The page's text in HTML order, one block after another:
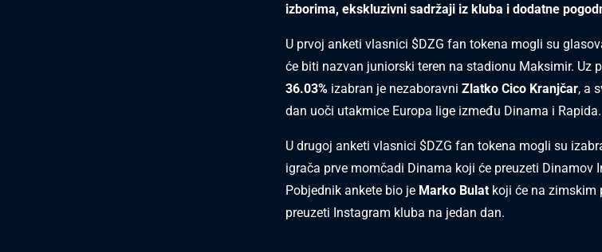
izborima, ekskluzivni sadržaji iz kluba i dodatne
U prvoj anketi vlasnici $DZG fan tokena mogli su
će biti nazvan juniorski teren na stadionu Maksimir. Uz
36.03% izabran je nezaboravni Zlatko Cico Kranjčar, a
dan uoči utakmice Europa lige između Dinama i Rapida.
U drugoj anketi vlasnici $DZG fan tokena mogli su
igrača prve momčadi Dinama koji će preuzeti Dinamov
Pobjednik ankete bio je Marko Bulat koji će na zimskim
preuzeti Instagram kluba na jedan dan.